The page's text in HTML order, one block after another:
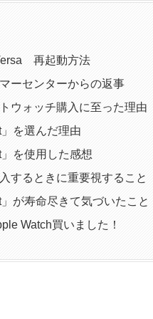
再起動方法
ーセンターからの返事
ウォッチ購入に至った理由
」を選んだ理由
」を使用した感想
するときに重要視すること
」が寿命尽きて気づいたこと
Watch買いました！